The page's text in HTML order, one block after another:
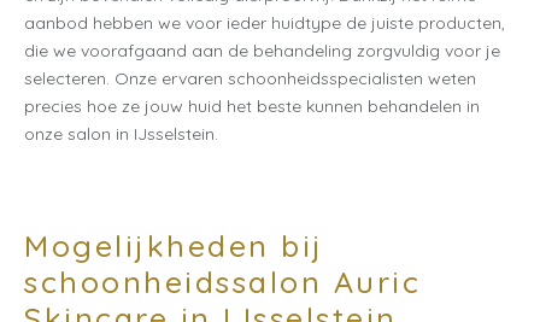
aanbod hebben we voor ieder huidtype de juiste producten,
die we voorafgaand aan de behandeling zorgvuldig voor je
selecteren. Onze ervaren schoonheidsspecialisten weten
precies hoe ze jouw huid het beste kunnen behandelen in
onze salon in IJsselstein.
Mogelijkheden bij
schoonheidssalon Auric